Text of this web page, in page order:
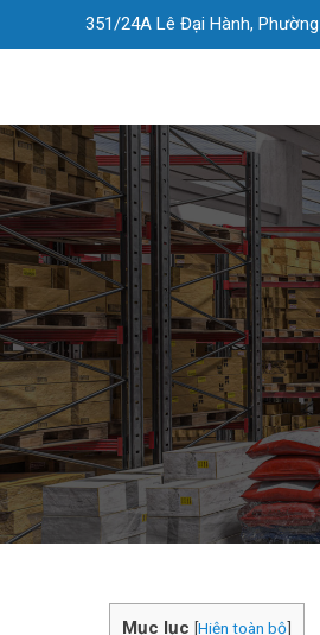
351/24A Lê Đại Hành, Phường
Mục lục [Hiện toàn bộ]